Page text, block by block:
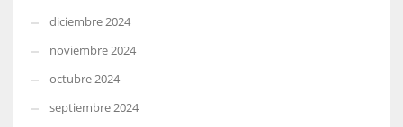
diciembre 2024
noviembre 2024
octubre 2024
septiembre 2024